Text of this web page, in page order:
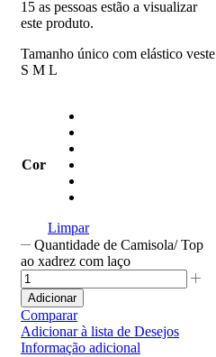
15 as pessoas estão a visualizar
este produto.
Tamanho único com elástico veste
S M L
Cor
Limpar
Quantidade de Camisola/ Top
ao xadrez com laço
Adicionar
Comparar
Adicionar à lista de Desejos
Informação adicional